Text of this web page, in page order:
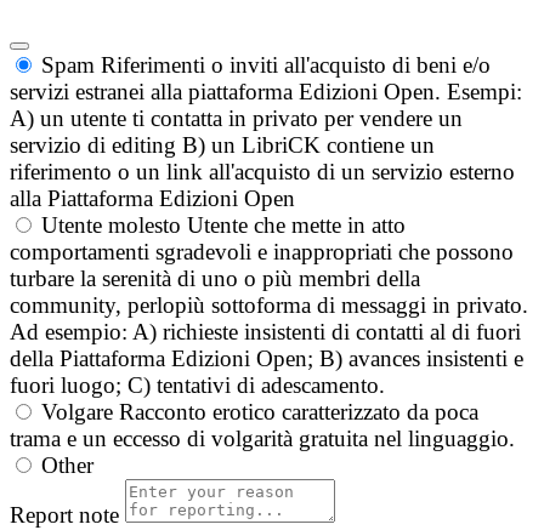
Spam Riferimenti o inviti all'acquisto di beni e/o
servizi estranei alla piattaforma Edizioni Open. Esempi:
A) un utente ti contatta in privato per vendere un
servizio di editing B) un LibriCK contiene un
riferimento o un link all'acquisto di un servizio esterno
alla Piattaforma Edizioni Open
Utente molesto Utente che mette in atto
comportamenti sgradevoli e inappropriati che possono
turbare la serenità di uno o più membri della
community, perlopiù sottoforma di messaggi in privato.
Ad esempio: A) richieste insistenti di contatti al di fuori
della Piattaforma Edizioni Open; B) avances insistenti e
fuori luogo; C) tentativi di adescamento.
Volgare Racconto erotico caratterizzato da poca
trama e un eccesso di volgarità gratuita nel linguaggio.
Other
Report note